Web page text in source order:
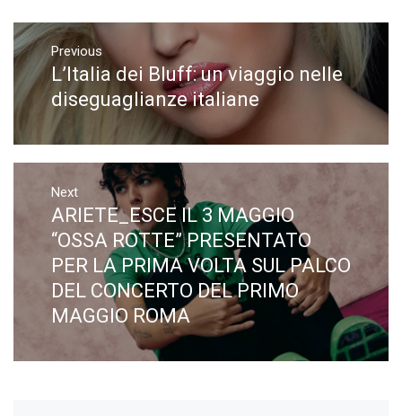
Navigazione
articoli
Previous
Previous
post:
L’Italia dei Bluff: un viaggio nelle
diseguaglianze italiane
Next
Next
post:
ARIETE_ESCE IL 3 MAGGIO
“OSSA ROTTE” PRESENTATO
PER LA PRIMA VOLTA SUL PALCO
DEL CONCERTO DEL PRIMO
MAGGIO ROMA